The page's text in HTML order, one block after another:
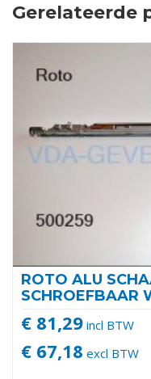
Gerelateerde
ROTO ALU
SCHROEFBAAR
€ 81,29 incl BTW
€ 67,18 excl BTW